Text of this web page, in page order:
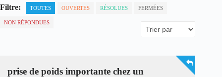
Filtre: TOUTES OUVERTES RÉSOLUES FERMÉES
NON RÉPONDUES
prise de poids importante chez un